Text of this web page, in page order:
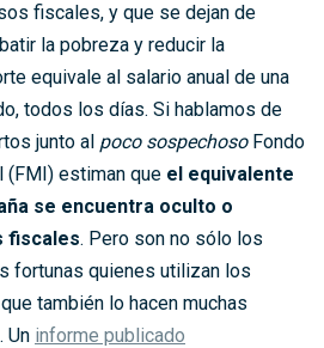
fiscales, y que se dejan de
la pobreza y reducir la
equivale al salario anual de una
todos los días. Si hablamos de
junto al poco sospechosoFondo
(FMI) estiman que el equivalente
se encuentra oculto o
fiscales. Pero son no sólo los
fortunas quienes utilizan los
también lo hacen muchas
Un informe publicado